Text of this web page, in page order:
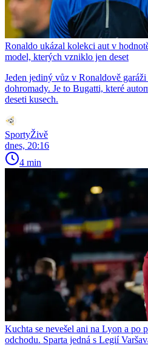
Ronaldo ukázal kolekci aut v
model, kterých vzniklo jen deset
Jeden jediný vůz v Ronaldově
dohromady. Je to Bugatti, které
deseti kusech.
SportyŽivě
dnes, 20:16
4 min
Kuchta se nevešel ani na Lyon a po
odchodu. Sparta jedná s Legií